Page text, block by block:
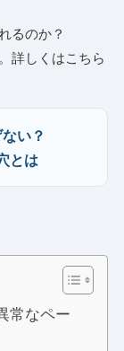
るのか？
詳しくはこちら
い？
とは
常なペー